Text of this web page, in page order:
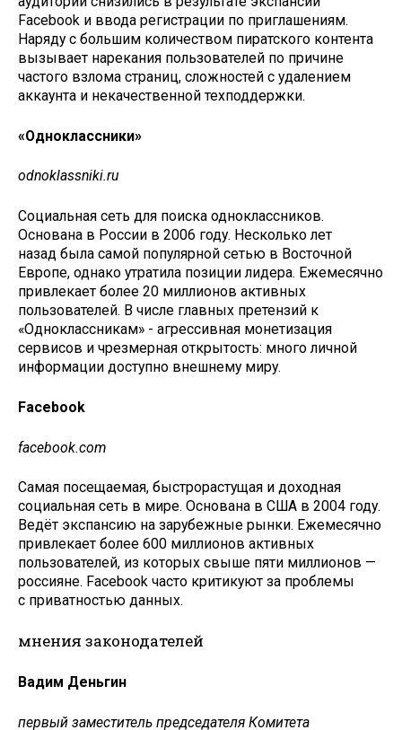
Facebook и ввода регистрации по приглашениям.
Наряду с большим количеством пиратского контента
вызывает нарекания пользователей по причине
частого взлома страниц, сложностей с удалением
аккаунта и некачественной техподдержки.
«Одноклассники»
odnoklassniki.ru
Социальная сеть для поиска одноклассников.
Основана в России в 2006 году. Несколько лет
назад была самой популярной сетью в Восточной
Европе, однако утратила позиции лидера. Ежемесячно
привлекает более 20 миллионов активных
пользователей. В числе главных претензий к
«Одноклассникам» - агрессивная монетизация
сервисов и чрезмерная открытость: много личной
информации доступно внешнему миру.
Facebook
facebook.com
Самая посещаемая, быстрорастущая и доходная
социальная сеть в мире. Основана в США в 2004 году.
Ведёт экспансию на зарубежные рынки. Ежемесячно
привлекает более 600 миллионов активных
пользователей, из которых свыше пяти миллионов —
россияне. Facebook часто критикуют за проблемы
с приватностью данных.
мнения законодателей
Вадим Деньгин
первый заместитель председателя Комитета